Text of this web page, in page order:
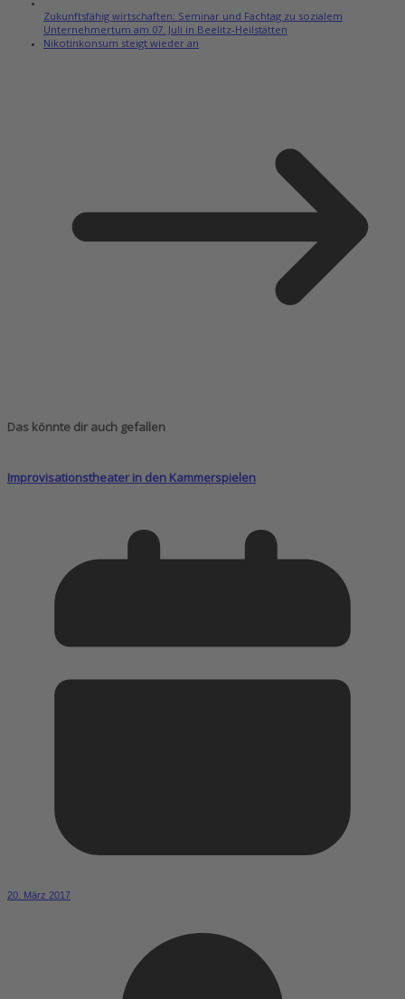
Zukunftsfähig wirtschaften: Seminar und Fachtag zu sozialem
Unternehmertum am 07. Juli in Beelitz-Heilstätten
Nikotinkonsum steigt wieder an
Das könnte dir auch gefallen
Improvisationstheater in den Kammerspielen
20. März 2017